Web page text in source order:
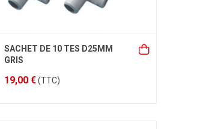
SACHET DE 10 TES D25MM
GRIS
19,00 €(TTC)